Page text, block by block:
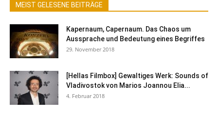
MEIST GELESENE BEITRÄGE
Kapernaum, Capernaum. Das Chaos um
Aussprache und Bedeutung eines Begriffes
29. November 2018
[Hellas Filmbox] Gewaltiges Werk: Sounds of
Vladivostok von Marios Joannou Elia...
4. Februar 2018